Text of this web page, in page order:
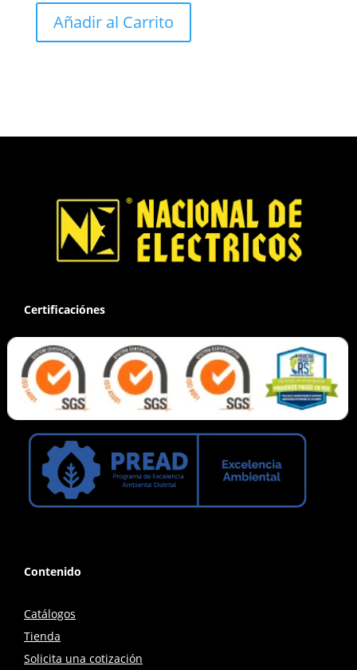
Añadir al Carrito
Certificaciónes
Contenido
Catálogos
Tienda
Solicita una cotización